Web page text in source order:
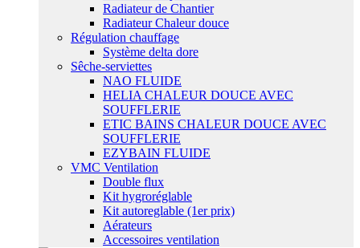
Radiateur de Chantier
Radiateur Chaleur douce
Régulation chauffage
Système delta dore
Sêche-serviettes
NAO FLUIDE
HELIA CHALEUR DOUCE AVEC
SOUFFLERIE
ETIC BAINS CHALEUR DOUCE AVEC
SOUFFLERIE
EZYBAIN FLUIDE
VMC Ventilation
Double flux
Kit hygroréglable
Kit autoreglable (1er prix)
Aérateurs
Accessoires ventilation